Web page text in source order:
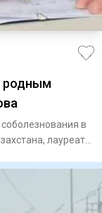
родным
в
лауреата